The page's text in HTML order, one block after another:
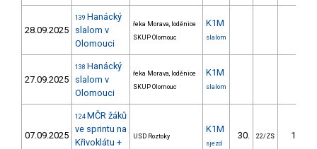
28.09.2025
139 Hanácký
slalom v
Olomouci
řeka Morava, loděnice
SKUP Olomouc
K1M
slalom
27.09.2025
138 Hanácký
slalom v
Olomouci
řeka Morava, loděnice
SKUP Olomouc
K1M
slalom
07.09.2025
124 MČR žáků
ve sprintu na
Křivoklátu +
USD Roztoky
K1M
sjezd
30. 22/ZS 16.19